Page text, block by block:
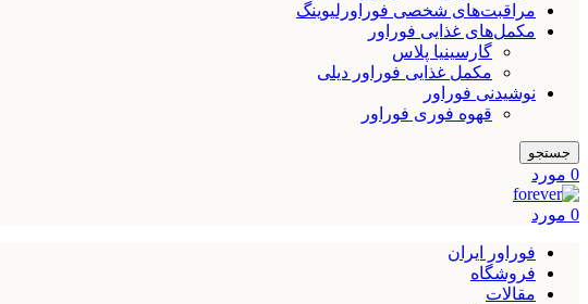
مراقبت‌های شخصی فوراورلیوینگ
مکمل‌های غذایی فوراور
گارسینیا پلاس
مکمل غذایی فوراور دیلی
نوشیدنی فوراور
قهوه فوری فوراور
جستجو
0 مورد
0 مورد
فوراور ایران
فروشگاه
مقالات